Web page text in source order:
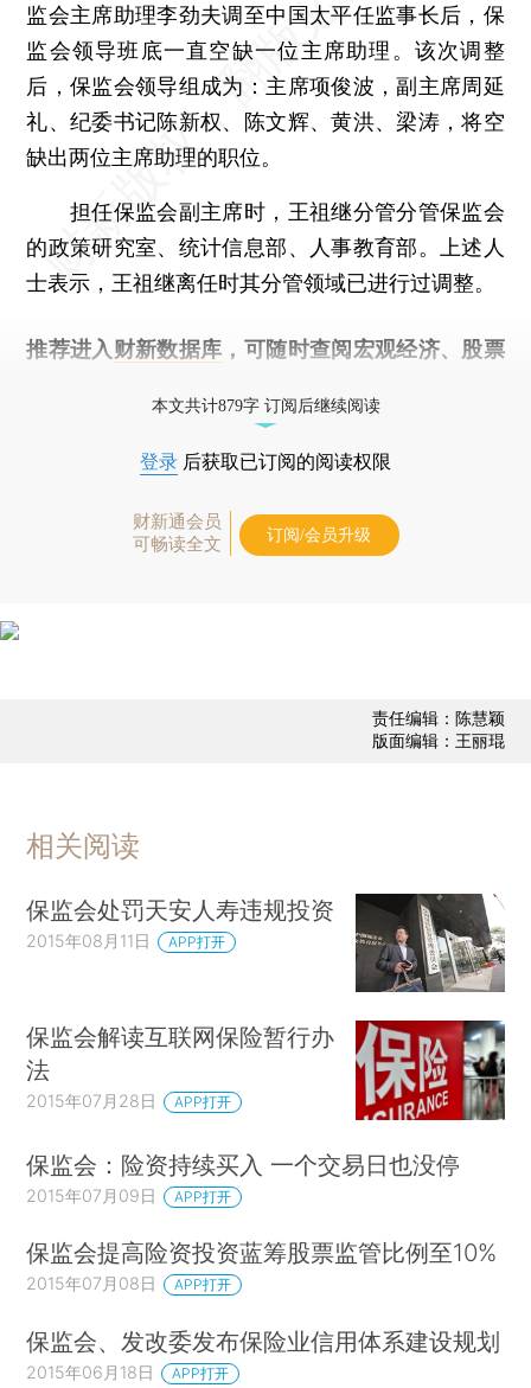
监会主席助理李劲夫调至中国太平任监事长后，保
监会领导班底一直空缺一位主席助理。该次调整
后，保监会领导组成为：主席项俊波，副主席周延
礼、纪委书记陈新权、陈文辉、黄洪、梁涛，将空
缺出两位主席助理的职位。
担任保监会副主席时，王祖继分管分管保监会
的政策研究室、统计信息部、人事教育部。上述人
士表示，王祖继离任时其分管领域已进行过调整。
推荐进入 财新数据库 ，可随时查阅宏观经济、股票
本文共计879字 订阅后继续阅读
登录 后获取已订阅的阅读权限
财新通会员
可畅读全文
订阅/会员升级
责任编辑：陈慧颖
版面编辑：王丽琨
相关阅读
保监会处罚天安人寿违规投资
2015年08月11日 APP打开
保监会解读互联网保险暂行办
法
2015年07月28日 APP打开
保监会：险资持续买入 一个交易日也没停
2015年07月09日 APP打开
保监会提高险资投资蓝筹股票监管比例至10%
2015年07月08日 APP打开
保监会、发改委发布保险业信用体系建设规划
2015年06月18日 APP打开